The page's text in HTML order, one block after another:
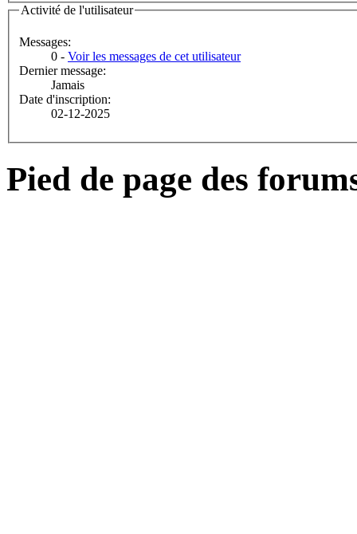
Activité de l'utilisateur
Messages:
0 - Voir les messages de cet utilisateur
Dernier message:
Jamais
Date d'inscription:
02-12-2025
Pied de page des